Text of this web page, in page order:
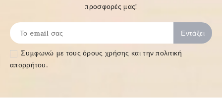
προσφορές μας!
Συμφωνώ με τουςόρους χρήσης και την πολιτική
απορρήτου.